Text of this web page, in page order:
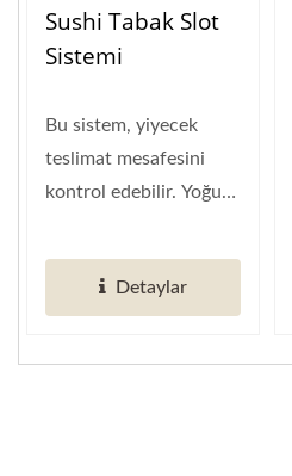
Sushi Tabak Slot
Sistemi
Bu sistem, yiyecek
teslimat mesafesini
kontrol edebilir. Yoğun
iyi ekipmandır....
Detaylar